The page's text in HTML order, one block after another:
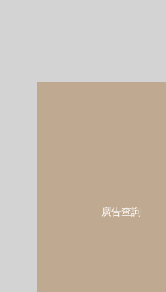
廣告查詢